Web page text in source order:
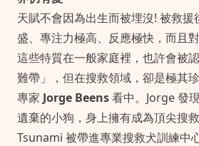
天賦不會因為出生而被埋沒! 被救
盛、專注力極高、反應極快，而且
這些特質在一般家庭裡，也許會被
難帶」，但在搜救領域，卻是極其
專家 Jorge Beens看中。Jorge 發
遺棄的小狗，身上擁有成為頂尖搜
Tsunami 被帶進專業搜救犬訓練中